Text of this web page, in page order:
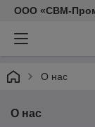
ООО «СВМ-
О нас
О нас